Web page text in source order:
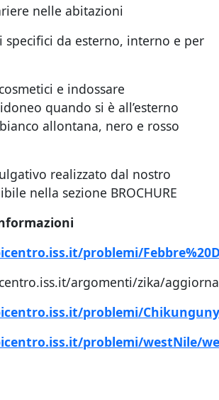
nelle abitazioni
specifici da esterno, interno e per
e indossare
quando si è all’esterno
allontana, nero e rosso
realizzato dal nostro
nella sezione BROCHURE
problemi/
argomenti/zika/
problemi/
problemi/westNile/